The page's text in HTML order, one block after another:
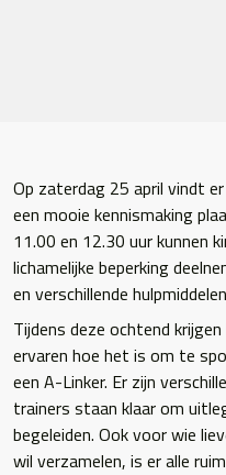
Op zaterdag 25 april vindt
een mooie kennismaking
11.00 en 12.30 uur kunnen
lichamelijke beperking
en verschillende
Tijdens deze ochtend
ervaren hoe het is om te
een A-Linker. Er zijn
trainers staan klaar om
begeleiden. Ook voor wie
wil verzamelen, is er alle